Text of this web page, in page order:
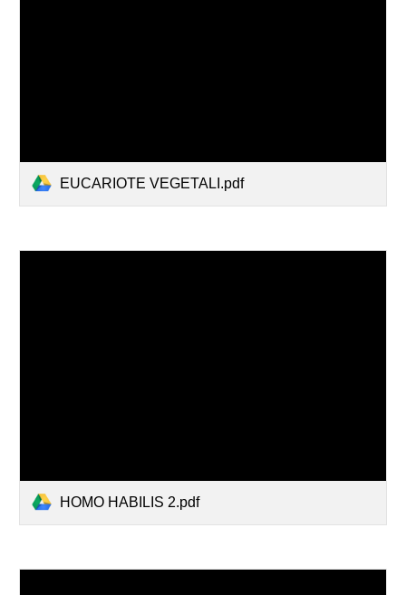
EUCARIOTE VEGETALI.pdf
HOMO HABILIS 2.pdf